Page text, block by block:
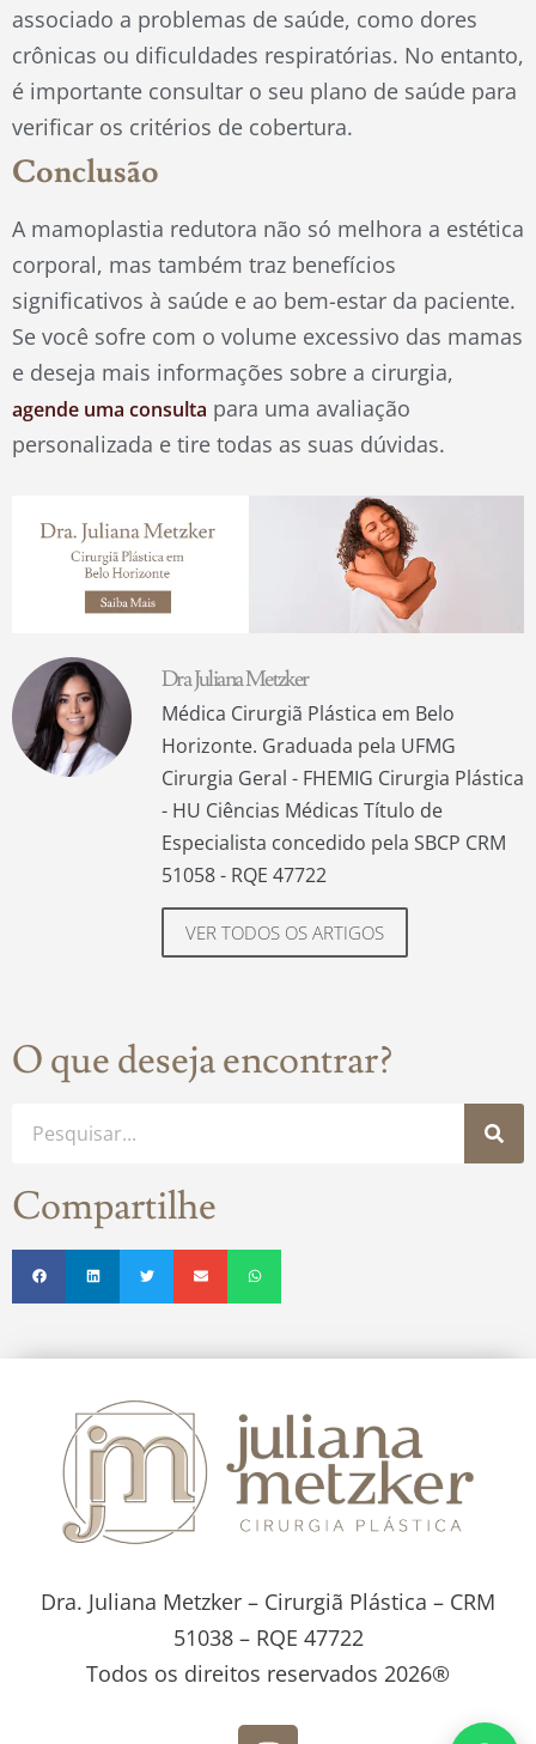
associado a problemas de saúde, como dores
crônicas ou dificuldades respiratórias. No entanto,
é importante consultar o seu plano de saúde para
verificar os critérios de cobertura.
Conclusão
A mamoplastia redutora não só melhora a estética
corporal, mas também traz benefícios
significativos à saúde e ao bem-estar da paciente.
Se você sofre com o volume excessivo das mamas
e deseja mais informações sobre a cirurgia,
agende uma consulta para uma avaliação
personalizada e tire todas as suas dúvidas.
Dra Juliana Metzker
Médica Cirurgiã Plástica em Belo
Horizonte. Graduada pela UFMG
Cirurgia Geral - FHEMIG Cirurgia Plástica
- HU Ciências Médicas Título de
Especialista concedido pela SBCP CRM
51058 - RQE 47722
VER TODOS OS ARTIGOS
O que deseja encontrar?
Compartilhe
Dra. Juliana Metzker – Cirurgiã Plástica – CRM
51038 – RQE 47722
Todos os direitos reservados 2026®